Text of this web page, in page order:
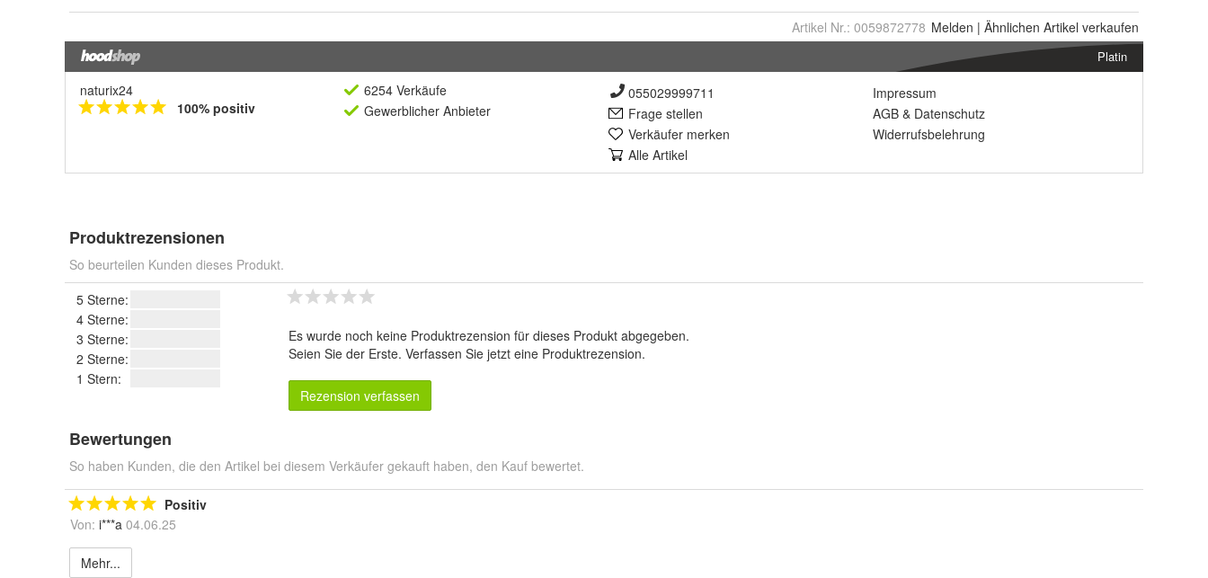
Artikel Nr.: 0059872778 Melden | Ähnlichen Artikel verkaufen
Platin
naturix24
100% positiv
6254 Verkäufe
Gewerblicher Anbieter
055029999711
Frage stellen
Verkäufer merken
Alle Artikel
Impressum
AGB & Datenschutz
Widerrufsbelehrung
Produktrezensionen
So beurteilen Kunden dieses Produkt.
5 Sterne:
4 Sterne:
3 Sterne:
2 Sterne:
1 Stern:
Es wurde noch keine Produktrezension für dieses Produkt abgegeben.
Seien Sie der Erste. Verfassen Sie jetzt eine Produktrezension.
Rezension verfassen
Bewertungen
So haben Kunden, die den Artikel bei diesem Verkäufer gekauft haben, den Kauf bewertet.
Positiv
Von: i***a 04.06.25
Mehr...